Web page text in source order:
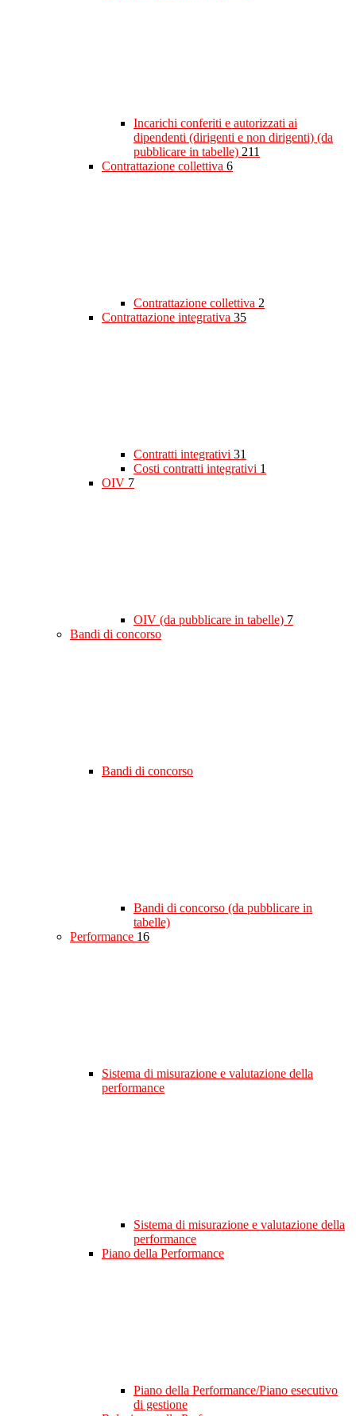
Incarichi conferiti e autorizzati ai
dipendenti (dirigenti e non dirigenti) (da
pubblicare in tabelle) 211
Contrattazione collettiva 6
Contrattazione collettiva 2
Contrattazione integrativa 35
Contratti integrativi 31
Costi contratti integrativi 1
OIV 7
OIV (da pubblicare in tabelle) 7
Bandi di concorso
Bandi di concorso
Bandi di concorso (da pubblicare in
tabelle)
Performance 16
Sistema di misurazione e valutazione della
performance
Sistema di misurazione e valutazione della
performance
Piano della Performance
Piano della Performance/Piano esecutivo
di gestione